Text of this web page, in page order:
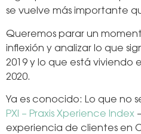
se vuelve más importante
Queremos parar un
inflexión y analizar lo que
2019 y lo que está viviendo
2020.
Ya es conocido: Lo que no
PXI – Praxis Xperience Index
experiencia de clientes en